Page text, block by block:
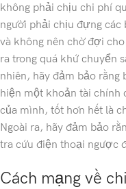
không phải chịu chi phí
người phải chịu đựng
và không nên chờ đợi
ra trong quá khứ chuyển
nhiên, hãy đảm bảo rằng
hiện một khoản tài chính
của mình, tốt hơn hết là
Ngoài ra, hãy đảm bảo
tra cứu điện thoại ngược
Cách mạng về